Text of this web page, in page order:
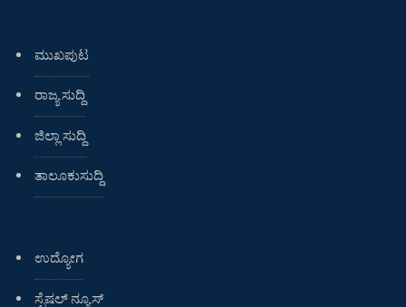
ಮುಖಪುಟ
ರಾಜ್ಯ ಸುದ್ದಿ
ಜಿಲ್ಲಾ ಸುದ್ದಿ
ತಾಲೂಕುಸುದ್ದಿ
ಉದ್ಯೋಗ
ಸ್ಪೆಷಲ್ ನ್ಯೂಸ್